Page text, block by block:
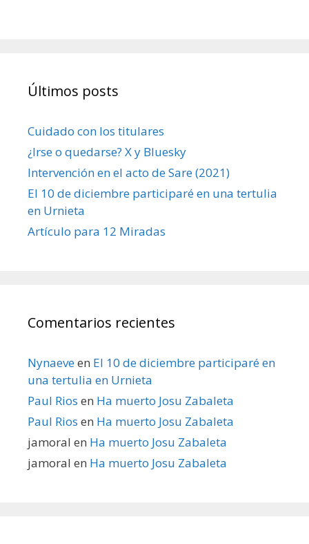
Últimos posts
Cuidado con los titulares
¿Irse o quedarse? X y Bluesky
Intervención en el acto de Sare (2021)
El 10 de diciembre participaré en una tertulia
en Urnieta
Artículo para 12 Miradas
Comentarios recientes
Nynaeveen El 10 de diciembre participaré en
una tertulia en Urnieta
Paul Rios en Ha muerto Josu Zabaleta
Paul Rios en Ha muerto Josu Zabaleta
jamoral en Ha muerto Josu Zabaleta
jamoral en Ha muerto Josu Zabaleta